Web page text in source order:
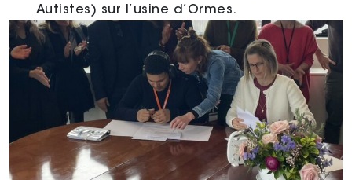
Autistes) sur l’usine d’Ormes.